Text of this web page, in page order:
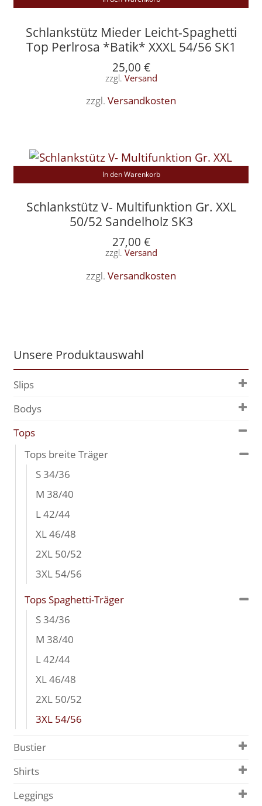
Schlankstütz Mieder Leicht-Spaghetti
Top Perlrosa *Batik* XXXL 54/56 SK1
25,00 €
zzgl. Versand
zzgl. Versandkosten
Schlankstütz V- Multifunktion Gr. XXL
50/52 Sandelholz SK3
27,00 €
zzgl. Versand
zzgl. Versandkosten
In den Warenkorb
Unsere Produktauswahl
Slips
Bodys
Tops
Tops breite Träger
S 34/36
M 38/40
L 42/44
XL 46/48
2XL 50/52
3XL 54/56
Tops Spaghetti-Träger
S 34/36
M 38/40
L 42/44
XL 46/48
2XL 50/52
3XL 54/56
Bustier
Shirts
Leggings